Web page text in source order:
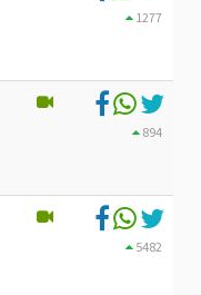
1277
894
5482